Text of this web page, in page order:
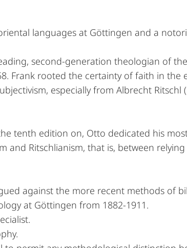
languages at Göttingen and a
second-generation theologian of
Frank rooted the certainty of faith in
especially from Albrecht
tenth edition on, Otto dedicated his
and Ritschlianism, that is, between
against the more recent methods of
at Göttingen from 1882-1911.